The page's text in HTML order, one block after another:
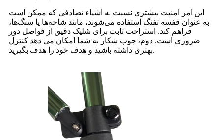
این امر امنیت بیشتری نسبت به اشیاء تصادفی که ممکن است
به عنوان قفسه تفنگ استفاده می‌شوند، مانند شاخه‌ها یا سنگ‌ها،
فراهم کند. استراحت ثابت برای شلیک دقیق از فواصل دور
ضروری است. دوم، چوب شکار به شما امکان می دهد کنترل
بهتری داشته باشید و هدف خود را هدف بگیرید.